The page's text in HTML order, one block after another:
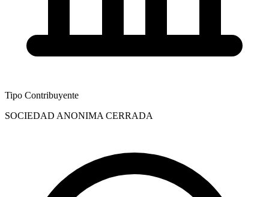
Tipo Contribuyente
SOCIEDAD ANONIMA CERRADA